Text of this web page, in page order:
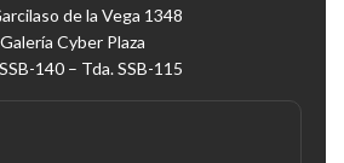
de la Vega 1348
Galería Cyber Plaza
140 – Tda. SSB-115